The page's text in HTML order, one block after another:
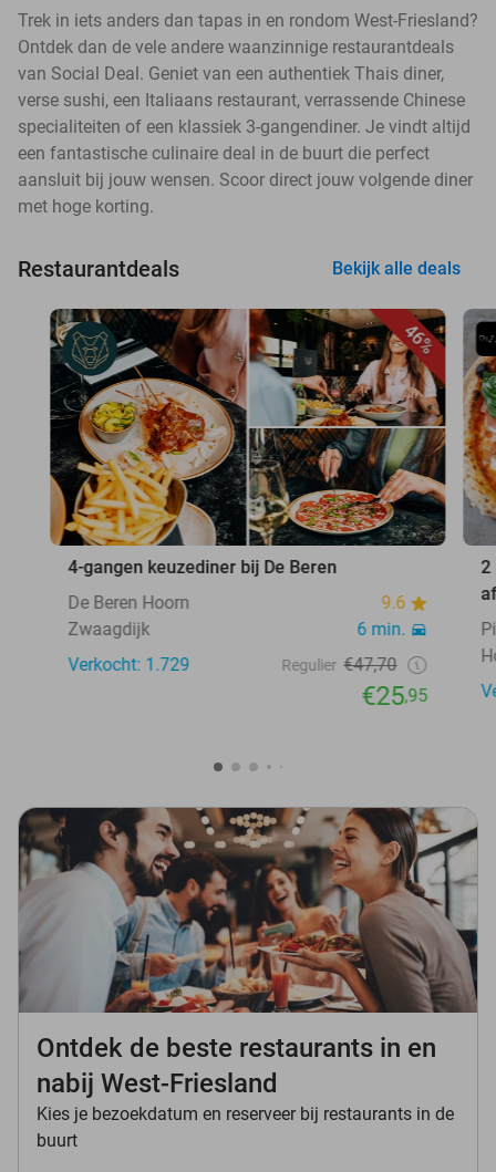
Trek in iets anders dan tapas in en rondom West-Friesland?
Ontdek dan de vele andere waanzinnige restaurantdeals
van Social Deal. Geniet van een authentiek Thais diner,
verse sushi, een Italiaans restaurant, verrassende Chinese
specialiteiten of een klassiek 3-gangendiner. Je vindt altijd
een fantastische culinaire deal in de buurt die perfect
aansluit bij jouw wensen. Scoor direct jouw volgende diner
met hoge korting.
Restaurantdeals Bekijk alle deals
46%
4-gangen keuzediner bij De Beren
De Beren Hoorn
9.6
Zwaagdijk
6 min.
Verkocht: 1.729
Regulier €47,70
€25,95
2
Ontdek de beste restaurants in en
nabij West-Friesland
Kies je bezoekdatum en reserveer bij restaurants in de
buurt